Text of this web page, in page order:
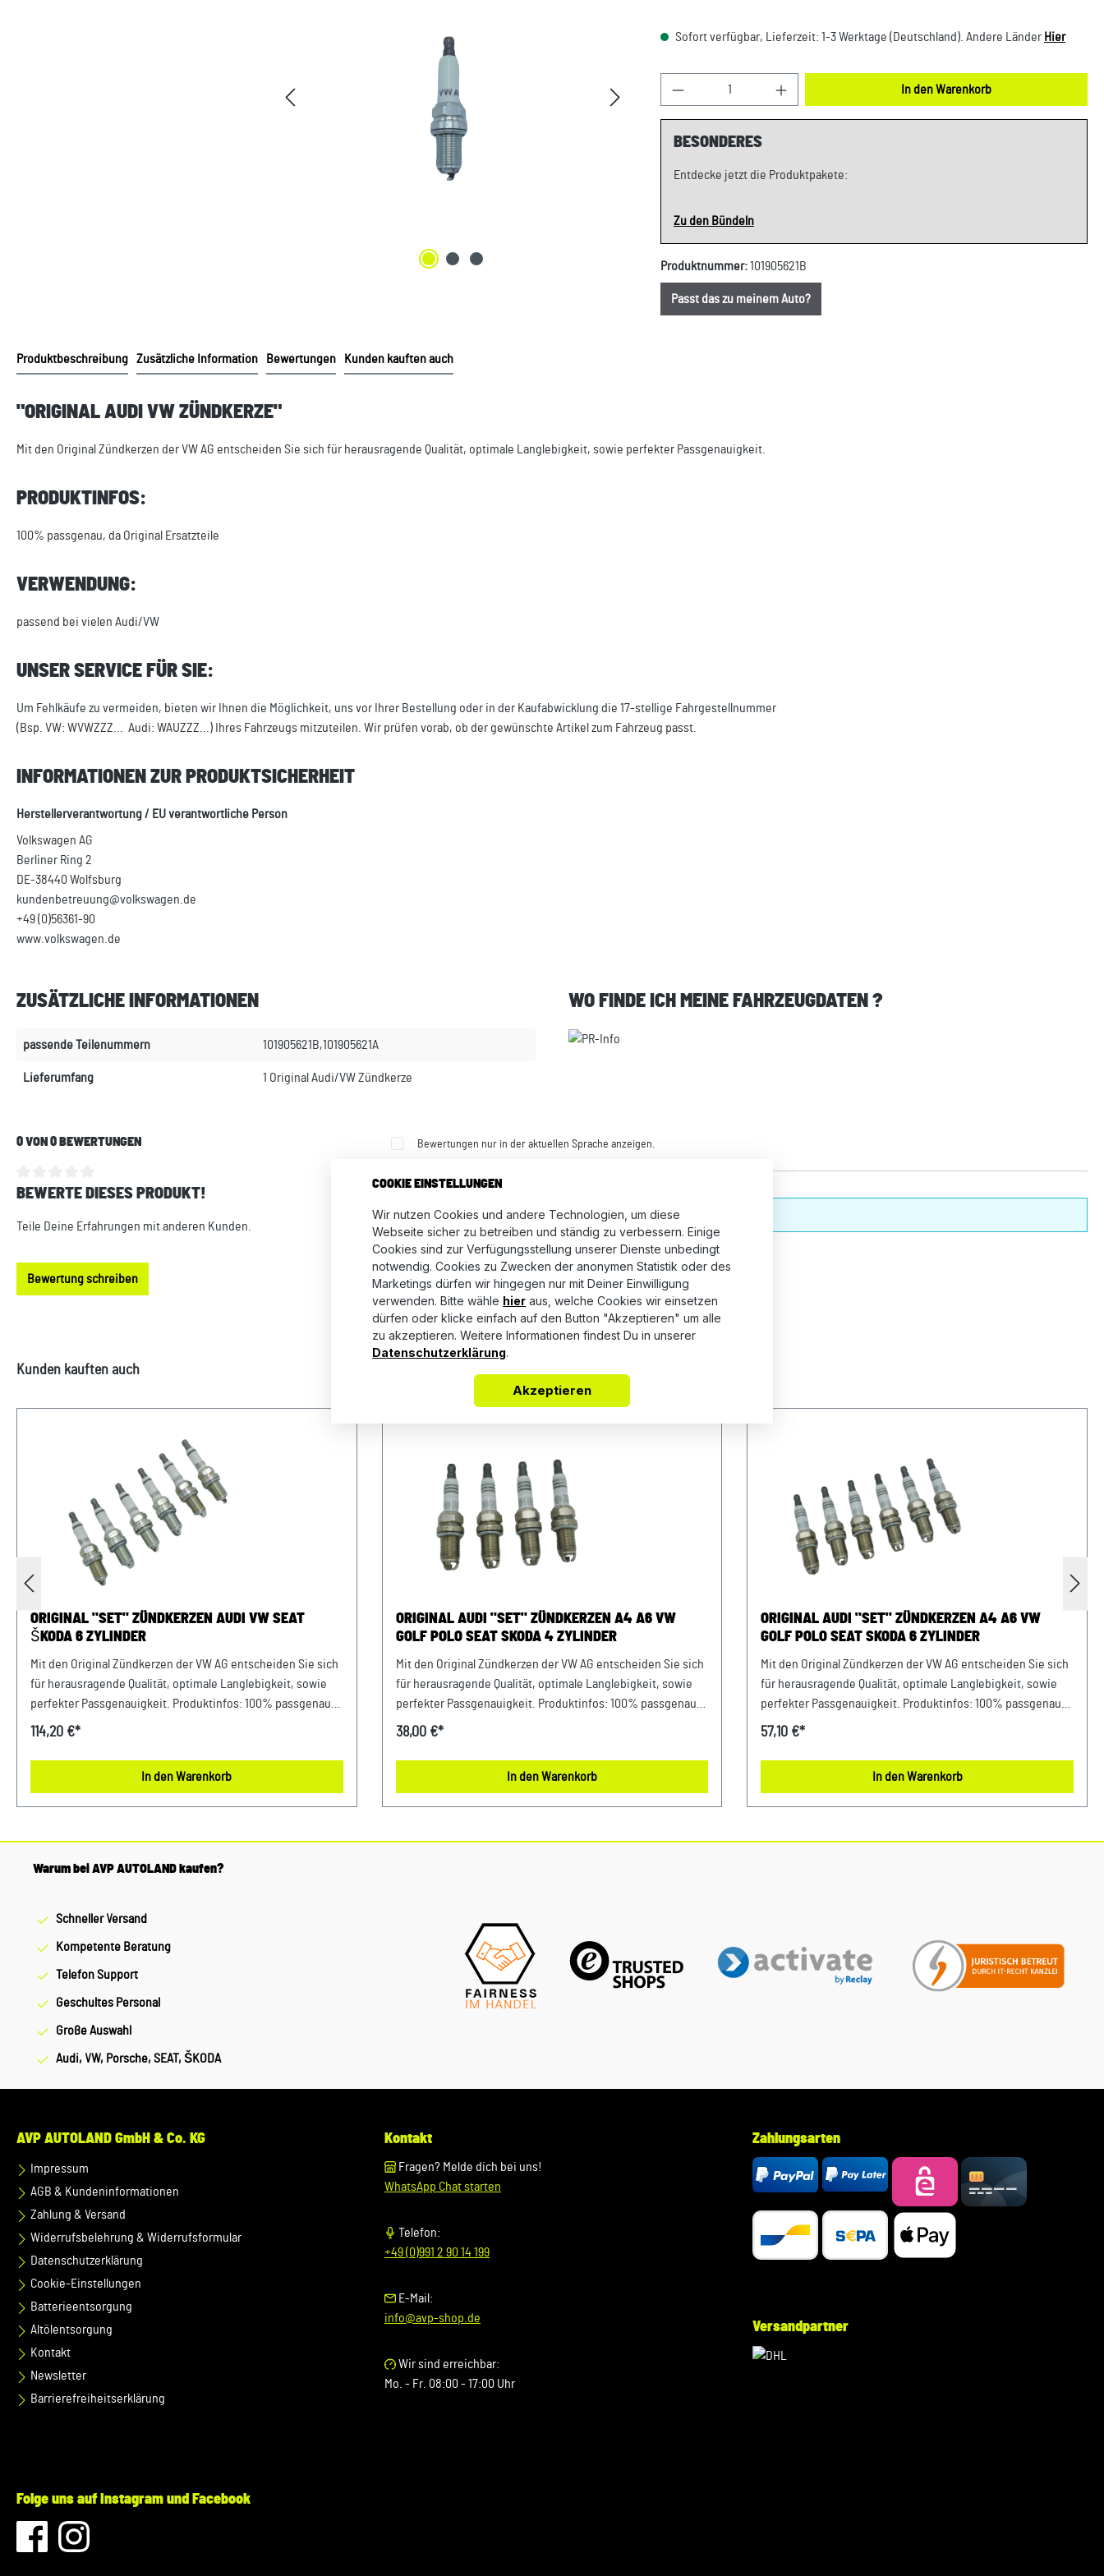
Sofort verfügbar, Lieferzeit: 1-3 Werktage (Deutschland). Andere Länder Hier
Produkt Anzahl: Gib den gewünschten Wert ein oder
In den Warenkorb
BESONDERES
Entdecke jetzt die Produktpakete:
Zu den Bündeln
Produktnummer:101905621B
Passt das zu meinem Auto?
Produktbeschreibung Zusätzliche Information Bewertungen Kunden kauften auch
"ORIGINAL AUDI VW ZÜNDKERZE"
Mit den Original Zündkerzen der VW AG entscheiden Sie sich für herausragende Qualität, optimale Langlebigkeit, sowie perfekter Passgenauigkeit.
PRODUKTINFOS:
100% passgenau, da Original Ersatzteile
VERWENDUNG:
passend bei vielen Audi/VW
UNSER SERVICE FÜR SIE:
Um Fehlkäufe zu vermeiden, bieten wir Ihnen die Möglichkeit, uns vor Ihrer Bestellung oder in der Kaufabwicklung die 17-stellige Fahrgestellnummer
(Bsp. VW: WVWZZZ... Audi: WAUZZZ...) Ihres Fahrzeugs mitzuteilen. Wir prüfen vorab, ob der gewünschte Artikel zum Fahrzeug passt.
INFORMATIONEN ZUR PRODUKTSICHERHEIT
Herstellerverantwortung / EU verantwortliche Person
Volkswagen AG
Berliner Ring 2
DE-38440 Wolfsburg
kundenbetreuung@volkswagen.de
+49 (0)56361-90
www.volkswagen.de
ZUSÄTZLICHE INFORMATIONEN
passende Teilenummern 101905621B,101905621A
Lieferumfang 1 Original Audi/VW Zündkerze
WO FINDE ICH MEINE FAHRZEUGDATEN ?
0 VON 0 BEWERTUNGEN
Durchschnittliche Bewertung von 0 von 5 Sternen
BEWERTE DIESES PRODUKT!
Teile Deine Erfahrungen mit anderen Kunden.
Bewertung schreiben
Bewertungen nur in der aktuellen Sprache anzeigen.
Keine Bewertungen gefunden. Teile Deine Erfahrungen mit anderen.
Produktgalerie überspringen
Kunden kauften auch
ORIGINAL "SET" ZÜNDKERZEN AUDI VW SEAT
ŠKODA 6 ZYLINDER
Mit den Original Zündkerzen der VW AG entscheiden Sie sich
für herausragende Qualität, optimale Langlebigkeit, sowie
perfekter Passgenauigkeit. Produktinfos: 100% passgenau,
da Original Ersatzteile Verwendung: passend bei vielen
vermeiden, bieten wir Ihnen die Möglichkeit, uns vor Ihrer
Bestellung oder in der Kaufabwicklung die 17-stellige
gewünschte Artikel zum Fahrzeug passt.
114,20 €*
In den Warenkorb
ORIGINAL AUDI "SET" ZÜNDKERZEN A4 A6 VW
GOLF POLO SEAT SKODA 4 ZYLINDER
Mit den Original Zündkerzen der VW AG entscheiden Sie sich
für herausragende Qualität, optimale Langlebigkeit, sowie
perfekter Passgenauigkeit. Produktinfos: 100% passgenau,
da Original Ersatzteilepassend für Motorkennbuchstabe: ADR
4 Zündkerzen Verwendung: passend bei vielen Audi VW Seat
Skoda Modellen Unser Service für Sie: Um Fehlkäufe zu
Fahrgestellnummer(Bsp. VW: WVWZZZ... Audi: WAUZZZ...)
38,00 €*
In den Warenkorb
ORIGINAL AUDI "SET" ZÜNDKERZEN A4 A6 VW
GOLF POLO SEAT SKODA 6 ZYLINDER
Mit den Original Zündkerzen der VW AG entscheiden Sie sich
für herausragende Qualität, optimale Langlebigkeit, sowie
perfekter Passgenauigkeit. Produktinfos: 100% passgenau,
da Original Ersatzteilepassend für Motorkennbuchstabe: ADR
6 Zündkerzen Verwendung: passend bei vielen Audi VW Seat
Skoda Modellen Unser Service für Sie: Um Fehlkäufe zu
Fahrgestellnummer(Bsp. VW: WVWZZZ... Audi: WAUZZZ...)
57,10 €*
In den Warenkorb
Warum bei AVP AUTOLAND kaufen?
Schneller Versand
Kompetente Beratung
Telefon Support
Geschultes Personal
Große Auswahl
Audi, VW, Porsche, SEAT, ŠKODA
AVP AUTOLAND GmbH & Co. KG
Impressum
AGB & Kundeninformationen
Zahlung & Versand
Widerrufsbelehrung & Widerrufsformular
Datenschutzerklärung
Cookie-Einstellungen
Batterieentsorgung
Altölentsorgung
Kontakt
Newsletter
Barrierefreiheitserklärung
Kontakt
Fragen? Melde dich bei uns!
WhatsApp Chat starten
Telefon:
+49 (0)991 2 90 14 199
E-Mail:
info@avp-shop.de
Wir sind erreichbar:
Mo. - Fr. 08:00 - 17:00 Uhr
Zahlungsarten
Versandpartner
Folge uns auf Instagram und Facebook
COOKIE EINSTELLUNGEN
Wir nutzen Cookies und andere Technologien, um diese
Webseite sicher zu betreiben und ständig zu verbessern. Einige
Cookies sind zur Verfügungsstellung unserer Dienste unbedingt
notwendig. Cookies zu Zwecken der anonymen Statistik oder des
Marketings dürfen wir hingegen nur mit Deiner Einwilligung
verwenden. Bitte wähle hier aus, welche Cookies wir einsetzen
dürfen oder klicke einfach auf den Button "Akzeptieren" um alle
zu akzeptieren. Weitere Informationen findest Du in unserer
Datenschutzerklärung.
Akzeptieren